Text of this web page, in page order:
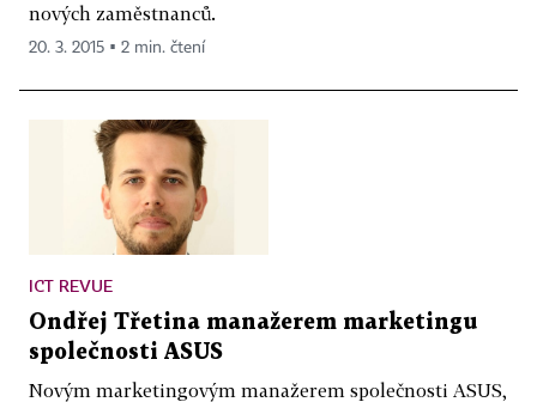
nových zaměstnanců.
20. 3. 2015 ▪ 2 min. čtení
ICT REVUE
Ondřej Třetina manažerem marketingu
společnosti ASUS
Novým marketingovým manažerem společnosti ASUS,